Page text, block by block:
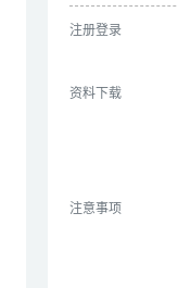
注册登录
资料下载
注意事项